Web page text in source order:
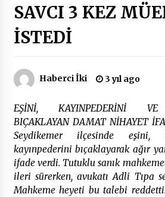
2 ay ago
Çevre Bilinci Sahneye
“Temiz Fethiye” Oyunu
2 ay ago
9 Günde 119 Acil
2 ay ago
SAVCI 3 KEZ
İSTEDİ
Haberci İki 3 yıl ago
EŞİNİ, KAYINPEDERİNİ VE
BIÇAKLAYAN DAMAT NİHAYET
Seydikemer ilçesinde eşini,
kayınpederini bıçaklayarak ağır
ifade verdi. Tutuklu sanık
ileri sürerken, avukatı Adli Tıpa
Mahkeme heyeti bu talebi